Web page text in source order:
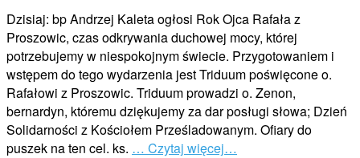
Dzisiaj: bp Andrzej Kaleta ogłosi Rok Ojca Rafała z
Proszowic, czas odkrywania duchowej mocy, której
potrzebujemy w niespokojnym świecie. Przygotowaniem i
wstępem do tego wydarzenia jest Triduum poświęcone o.
Rafałowi z Proszowic. Triduum prowadzi o. Zenon,
bernardyn, któremu dziękujemy za dar posługi słowa; Dzień
Solidarności z Kościołem Prześladowanym. Ofiary do
puszek na ten cel. ks. … Czytaj więcej…